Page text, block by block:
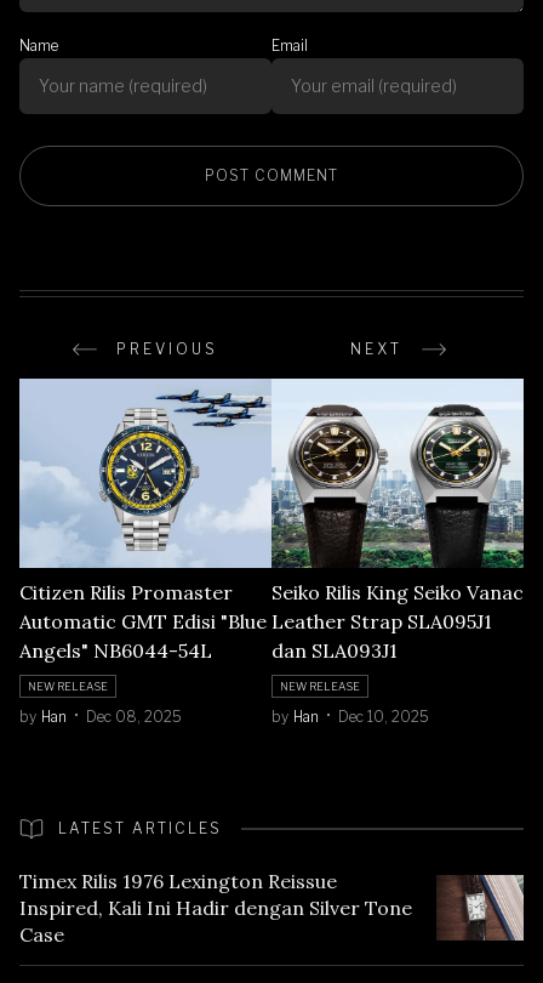
Name Email
PREVIOUS NEXT
Citizen Rilis Promaster
Automatic GMT Edisi "Blue
Angels" NB6044-54L
NEW RELEASE
by Han Dec 08, 2025
Seiko Rilis King Seiko Vanac
Leather Strap SLA095J1
dan SLA093J1
NEW RELEASE
by Han Dec 10, 2025
LATEST ARTICLES
Timex Rilis 1976 Lexington Reissue
Inspired, Kali Ini Hadir dengan Silver Tone
Case